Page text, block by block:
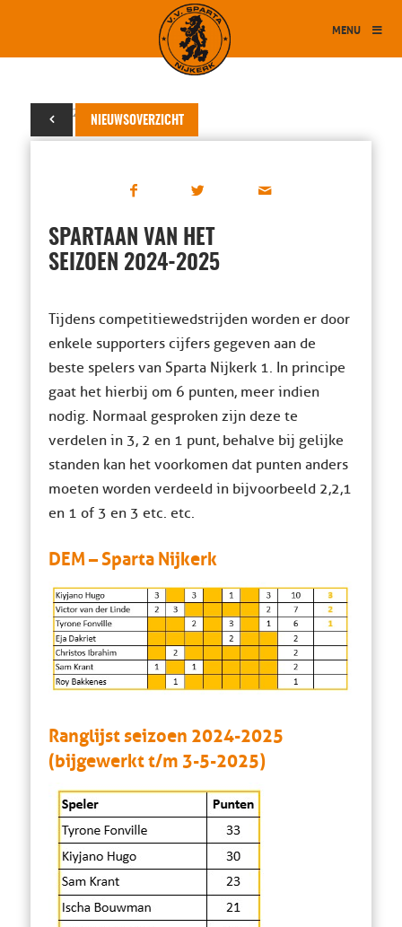
MENU
NIEUWSOVERZICHT
05 mei 2025
SPARTAAN VAN HET
SEIZOEN 2024-2025
Tijdens competitiewedstrijden worden er door
enkele supporters cijfers gegeven aan de
beste spelers van Sparta Nijkerk 1. In principe
gaat het hierbij om 6 punten, meer indien
nodig. Normaal gesproken zijn deze te
verdelen in 3, 2 en 1 punt, behalve bij gelijke
standen kan het voorkomen dat punten anders
moeten worden verdeeld in bijvoorbeeld 2,2,1
en 1 of 3 en 3 etc. etc.
DEM – Sparta Nijkerk
Ranglijst seizoen 2024-2025
(bijgewerkt t/m 3-5-2025)